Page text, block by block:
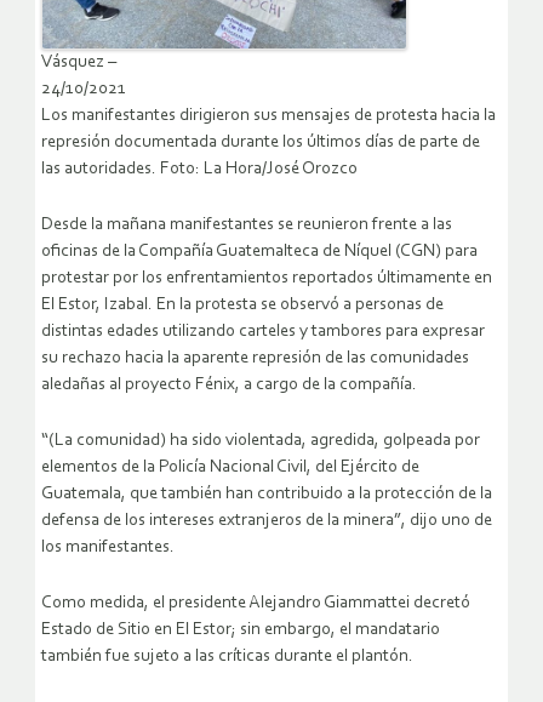
Vásquez –
24/10/2021
Los manifestantes dirigieron sus mensajes de protesta hacia la
represión documentada durante los últimos días de parte de
las autoridades. Foto: La Hora/José Orozco
Desde la mañana manifestantes se reunieron frente a las
oficinas de la Compañía Guatemalteca de Níquel (CGN) para
protestar por los enfrentamientos reportados últimamente en
El Estor, Izabal. En la protesta se observó a personas de
distintas edades utilizando carteles y tambores para expresar
su rechazo hacia la aparente represión de las comunidades
aledañas al proyecto Fénix, a cargo de la compañía.
“(La comunidad) ha sido violentada, agredida, golpeada por
elementos de la Policía Nacional Civil, del Ejército de
Guatemala, que también han contribuido a la protección de la
defensa de los intereses extranjeros de la minera”, dijo uno de
los manifestantes.
Como medida, el presidente Alejandro Giammattei decretó
Estado de Sitio en El Estor; sin embargo, el mandatario
también fue sujeto a las críticas durante el plantón.